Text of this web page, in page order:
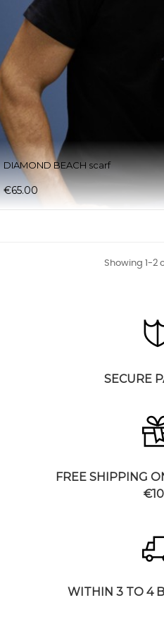
DIAMOND BEACH scarf
€65.00
Showing 1-2
SECURE
FREE SHIPPING
WITHIN 3 TO 4